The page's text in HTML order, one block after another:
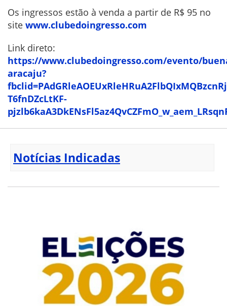
Os ingressos estão à venda a partir de R$ 95 no
site www.clubedoingresso.com
Link direto:
https://www.clubedoingresso.com/evento/
aracaju?
T6fnDZcLtKF-
Notícias Indicadas